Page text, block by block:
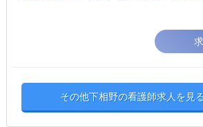
その他下相野の看護師求人を見